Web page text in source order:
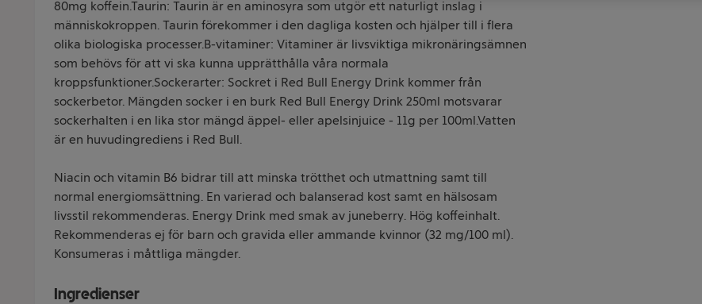
80mg koffein.Taurin: Taurin är en aminosyra som utgör ett naturligt inslag i
människokroppen. Taurin förekommer i den dagliga kosten och hjälper till i flera
olika biologiska processer.B-vitaminer: Vitaminer är livsviktiga mikronäringsämnen
som behövs för att vi ska kunna upprätthålla våra normala
kroppsfunktioner.Sockerarter: Sockret i Red Bull Energy Drink kommer från
sockerbetor. Mängden socker i en burk Red Bull Energy Drink 250ml motsvarar
sockerhalten i en lika stor mängd äppel- eller apelsinjuice - 11g per 100ml.Vatten
är en huvudingrediens i Red Bull.
Niacin och vitamin B6 bidrar till att minska trötthet och utmattning samt till
normal energiomsättning. En varierad och balanserad kost samt en hälsosam
livsstil rekommenderas. Energy Drink med smak av juneberry. Hög koffeinhalt.
Rekommenderas ej för barn och gravida eller ammande kvinnor (32 mg/100 ml).
Konsumeras i måttliga mängder.
Ingredienser